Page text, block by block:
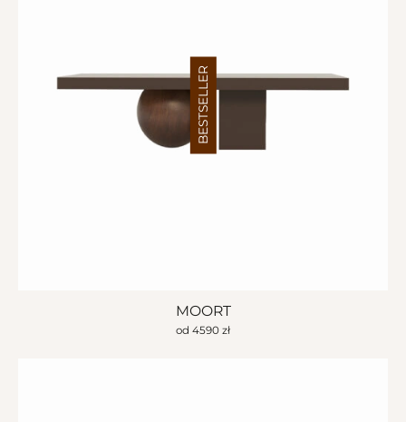
BESTSELLER
MOORT
od 4590 zł